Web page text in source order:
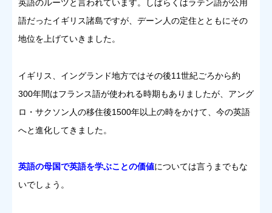
英語のルーツと言われています。しばらくはラテン語が公用
語だったイギリス諸島ですが、デーン人の定住とともにその
地位を上げていきました。
イギリス、イングランド地方ではその後11世紀ごろから約
300年間はフランス語が使われる時期もありましたが、アング
ロ・サクソン人の移住後1500年以上の時をかけて、今の英語
へと進化してきました。
英語の母国で英語を学ぶことの価値については言うまでもな
いでしょう。